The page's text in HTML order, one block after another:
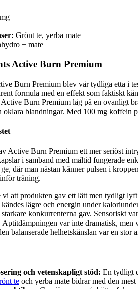
Grönt te, yerba mate
+ mate
Active Burn Premium
Burn Premium blev vår tydliga etta i
formula med en effekt som faktiskt
Burn Premium låg på en ovanligt
blandningar. Med 100 mg koffein
Active Burn Premium ett mer seriöst
i samband med måltid fungerade
där man nästan känner pulsen i
träning.
att produkten gav ett lätt men tydligt
lägre och energin under
konkurrenterna gav. Sensoriskt
Aptitdämpningen var inte dramatisk,
balanserade helhetskänslan var en stor
och vetenskapligt stöd: En tydligt
te och yerba mate bidrar med den